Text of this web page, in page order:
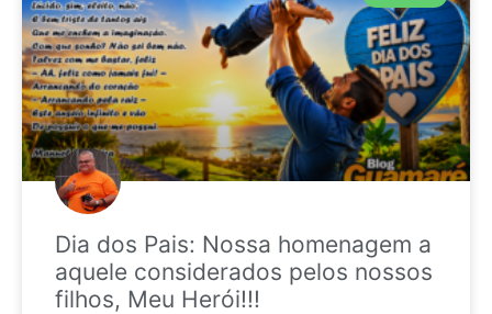
Dia dos Pais: Nossa homenagem a
aquele considerados pelos nossos
filhos, Meu Herói!!!